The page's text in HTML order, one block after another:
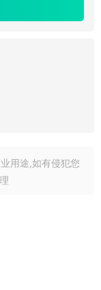
用途,如有侵犯您